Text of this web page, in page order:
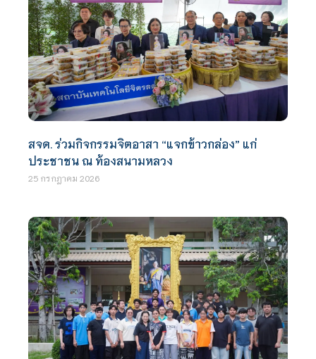
สจด. ร่วมกิจกรรมจิตอาสา “แจกข้าวกล่อง” แก่
ประชาชน ณ ท้องสนามหลวง
25 กรกฎาคม 2026